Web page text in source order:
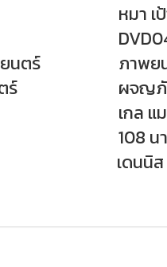
หมา เ
นตร์
ภาพย
ร์
ผจญภั
เกล แ
108 น
เดนนิ